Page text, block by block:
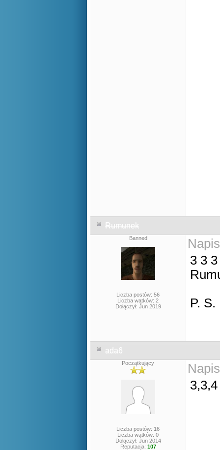
Rumunek
Banned
Liczba postów: 56
Liczba wątków: 2
Dołączył: Jun 2019
3 3
P.
ada6
Początkujący
Liczba postów: 16
Liczba wątków: 0
Dołączył: Jun 2014
Reputacja: 107